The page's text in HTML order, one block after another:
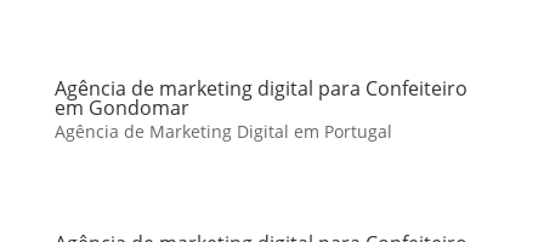
Agência de marketing digital para Confeiteiro
em Gondomar
Agência de Marketing Digital em Portugal